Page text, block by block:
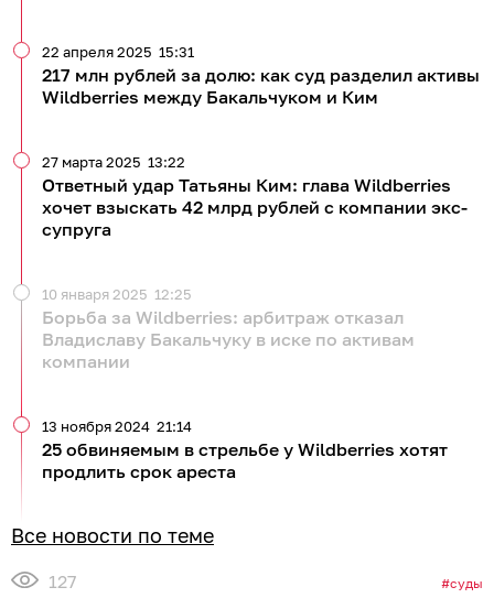
217 млн рублей за долю: как суд разделил активы
Wildberries между Бакальчуком и Ким
22 апреля 2025 15:31
Ответный удар Татьяны Ким: глава Wildberries
хочет взыскать 42 млрд рублей с компании экс-
супруга
27 марта 2025 13:22
Борьба за Wildberries: арбитраж отказал
Владиславу Бакальчуку в иске по активам
компании
10 января 2025 12:25
25 обвиняемым в стрельбе у Wildberries хотят
продлить срок ареста
13 ноября 2024 21:14
Все новости по теме
127 суды